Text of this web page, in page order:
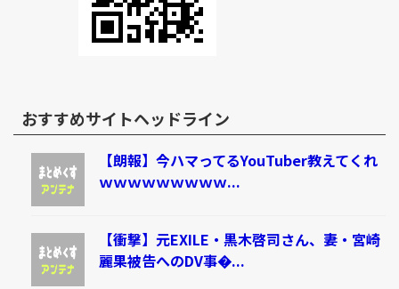
おすすめサイトヘッドライン
【朗報】今ハマってるYouTuber教えてくれ
ｗｗｗｗｗｗｗｗｗ...
【衝撃】元EXILE・黒木啓司さん、妻・宮崎
麗果被告へのDV事�...